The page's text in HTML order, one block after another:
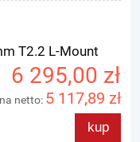
T2.2 L-Mount
6 295,00 zł
netto: 5 117,89 zł
kup